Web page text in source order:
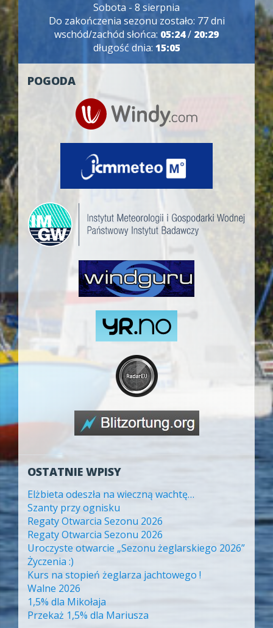
Sobota - 8 sierpnia
Do zakończenia sezonu zostało: 77 dni
wschód/zachód słońca: 05:24/ 20:29
długość dnia: 15:05
POGODA
OSTATNIE WPISY
Elżbieta odeszła na wieczną wachtę…
Szanty przy ognisku
Regaty Otwarcia Sezonu 2026
Regaty Otwarcia Sezonu 2026
Uroczyste otwarcie „Sezonu żeglarskiego 2026”
Życzenia :)
Kurs na stopień żeglarza jachtowego !
Walne 2026
1,5% dla Mikołaja
Przekaż 1,5% dla Mariusza